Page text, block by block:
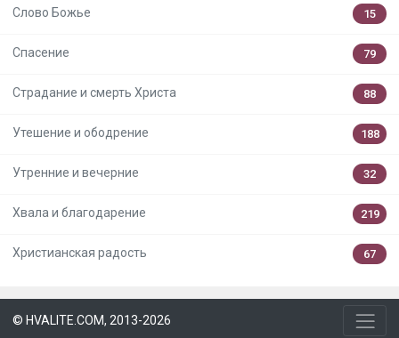
Слово Божье 15
Спасение 79
Страдание и смерть Христа 88
Утешение и ободрение 188
Утренние и вечерние 32
Хвала и благодарение 219
Христианская радость 67
© HVALITE.COM, 2013-2026